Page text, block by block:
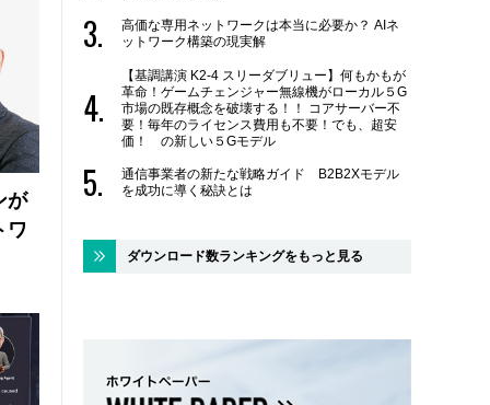
が
ワ
高価な専用ネットワークは本当に必要か？ AIネ
ットワーク構築の現実解
【基調講演 K2-4 スリーダブリュー】何もかもが
革命！ゲームチェンジャー無線機がローカル５G
市場の既存概念を破壊する！！ コアサーバー不
要！毎年のライセンス費用も不要！でも、超安
価！ の新しい５Gモデル
通信事業者の新たな戦略ガイド B2B2Xモデル
を成功に導く秘訣とは
ダウンロード数ランキングをもっと見る